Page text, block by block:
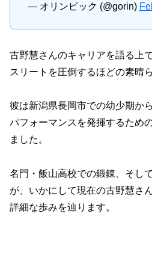
— オリンピック (@gorin)
古野慧さんのキャリアを語る上
スリートを圧倒するほどの素晴
彼は新潟県長岡市での幼少期か
パフォーマンスを発揮するため
ました。
名門・飯山高校での鍛錬、そし
が、いかにして現在の古野慧さ
詳細な歩みを辿ります。